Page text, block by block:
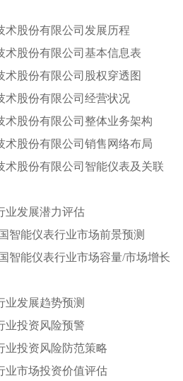
术股份有限公司发展历程
术股份有限公司基本信息表
术股份有限公司股权穿透图
术股份有限公司经营状况
术股份有限公司整体业务架构
术股份有限公司销售网络布局
术股份有限公司智能仪表及关联
业发展潜力评估
智能仪表行业市场前景预测
智能仪表行业市场容量/市场增长
业发展趋势预测
业投资风险预警
业投资风险防范策略
业市场投资价值评估